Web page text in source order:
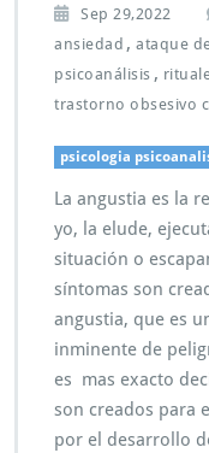
Sep 29,2022
ansiedad , ataque
psicoanálisis ,
trastorno obsesivo
psicologia
La angustia es la
yo, la elude,
situación o
síntomas son
angustia, que es
inminente de
es mas exacto
son creados para
por el desarrollo